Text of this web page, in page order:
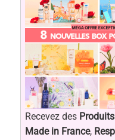
Recevez des
Made in France,